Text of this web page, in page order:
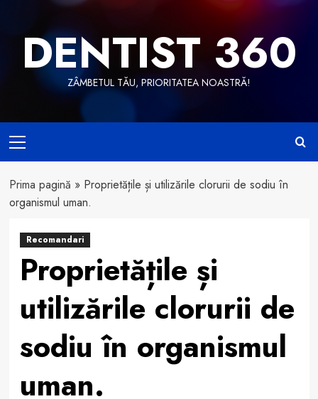
contentDENTIST 360
ZÂMBETUL TĂU, PRIORITATEA NOASTRĂ!
Menu
Prima pagină » Proprietățile și utilizările clorurii de sodiu în
organismul uman.
Recomandari
Proprietățile și
utilizările clorurii de
sodiu în organismul
uman.